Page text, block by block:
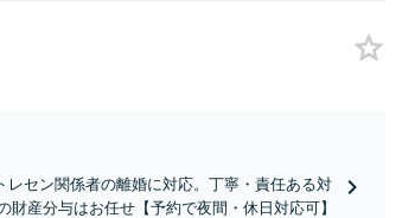
レセン関係者の離婚に対応。丁寧・責任ある対
産分与はお任せ【予約で夜間・休日対応可】